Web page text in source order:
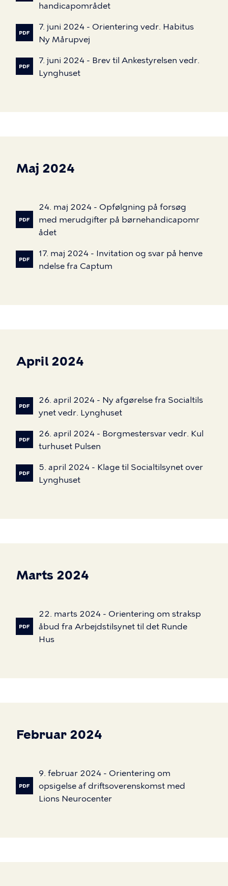
handicapområdet
7. juni 2024 - Orientering vedr. Habitus
Ny Mårupvej
7. juni 2024 - Brev til Ankestyrelsen vedr.
Lynghuset
Maj 2024
24. maj 2024 - Opfølgning på forsøg
med merudgifter på børnehandicapomr
ådet
17. maj 2024 - Invitation og svar på henve
ndelse fra Captum
April 2024
26. april 2024 - Ny afgørelse fra Socialtils
ynet vedr. Lynghuset
26. april 2024 - Borgmestersvar vedr. Kul
turhuset Pulsen
5. april 2024 - Klage til Socialtilsynet over
Lynghuset
Marts 2024
22. marts 2024 - Orientering om straksp
åbud fra Arbejdstilsynet til det Runde
Hus
Februar 2024
9. februar 2024 - Orientering om
opsigelse af driftsoverenskomst med
Lions Neurocenter